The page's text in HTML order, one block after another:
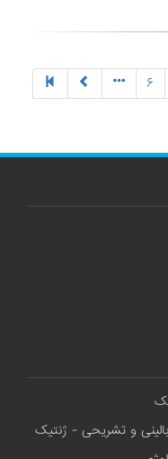
۶
و تشریحی - ژنتیک